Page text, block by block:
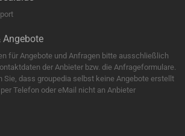
Angebote
für Angebote und Anfragen bitte ausschließlich
der Anbieter bzw. die Anfrageformulare.
Sie, dass groupedia selbst keine Angebote erstellt
Telefon oder eMail nicht an Anbieter